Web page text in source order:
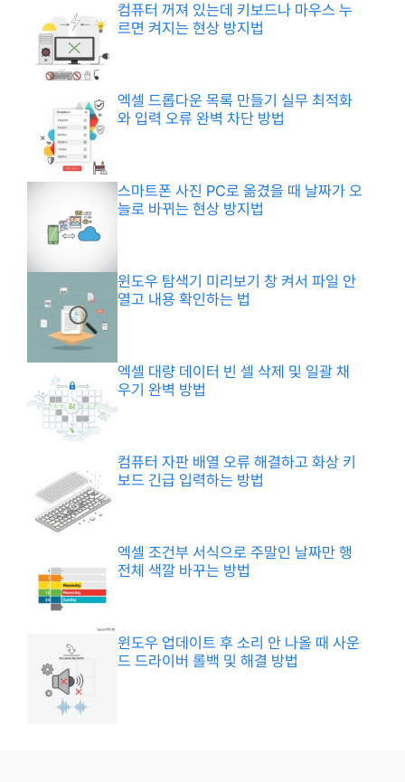
컴퓨터 꺼져 있는데 키보드나 마우스 누
르면 켜지는 현상 방지법
엑셀 드롭다운 목록 만들기 실무 최적화
와 입력 오류 완벽 차단 방법
스마트폰 사진 PC로 옮겼을 때 날짜가 오
늘로 바뀌는 현상 방지법
윈도우 탐색기 미리보기 창 켜서 파일 안
열고 내용 확인하는 법
엑셀 대량 데이터 빈 셀 삭제 및 일괄 채
우기 완벽 방법
컴퓨터 자판 배열 오류 해결하고 화상 키
보드 긴급 입력하는 방법
엑셀 조건부 서식으로 주말인 날짜만 행
전체 색깔 바꾸는 방법
윈도우 업데이트 후 소리 안 나올 때 사운
드 드라이버 롤백 및 해결 방법